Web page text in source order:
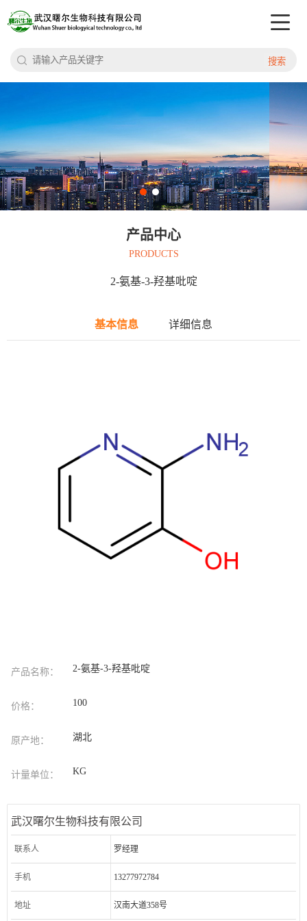
搜索
产品中心
PRODUCTS
2-氨基-3-羟基吡啶
基本信息 详细信息
产品名称： 2-氨基-3-羟基吡啶
价格： 100
原产地： 湖北
计量单位： KG
武汉曙尔生物科技有限公司
联系人 罗经理
手机 13277972784
地址 汉南大道358号